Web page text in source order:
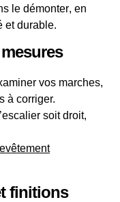
le démonter, en
et durable.
vos marches,
à corriger.
soit droit,
finitions